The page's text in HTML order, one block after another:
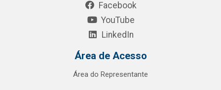
Facebook
YouTube
LinkedIn
Área de Acesso
Área do Representante